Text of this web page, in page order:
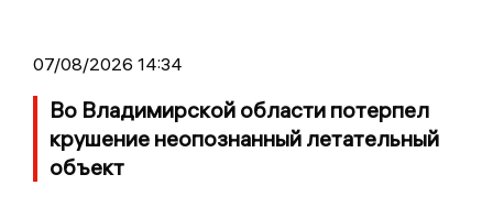
07/08/2026 14:34
Во Владимирской области потерпел
крушение неопознанный летательный
объект